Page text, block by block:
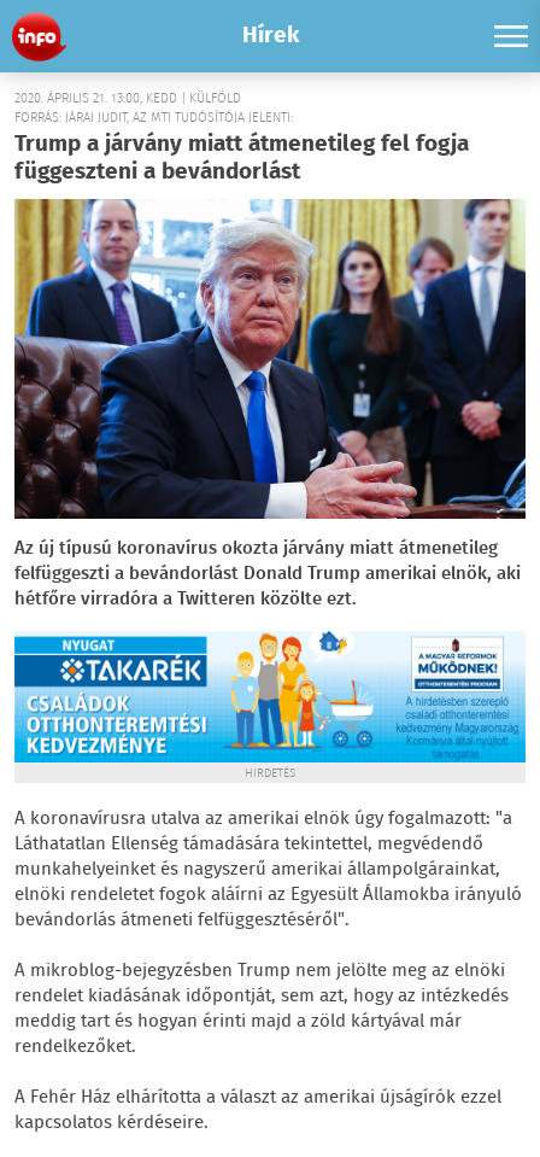
Hírek
2020. ÁPRILIS 21. 13:00, KEDD | KÜLFÖLD
FORRÁS: JÁRAI JUDIT, AZ MTI TUDÓSÍTÓJA JELENTI:
Trump a járvány miatt átmenetileg fel fogja
függeszteni a bevándorlást
Az új típusú koronavírus okozta járvány miatt átmenetileg
felfüggeszti a bevándorlást Donald Trump amerikai elnök, aki
hétfőre virradóra a Twitteren közölte ezt.
HIRDETÉS
A koronavírusra utalva az amerikai elnök úgy fogalmazott: "a
Láthatatlan Ellenség támadására tekintettel, megvédendő
munkahelyeinket és nagyszerű amerikai állampolgárainkat,
elnöki rendeletet fogok aláírni az Egyesült Államokba irányuló
bevándorlás átmeneti felfüggesztéséről".
A mikroblog-bejegyzésben Trump nem jelölte meg az elnöki
rendelet kiadásának időpontját, sem azt, hogy az intézkedés
meddig tart és hogyan érinti majd a zöld kártyával már
rendelkezőket.
A Fehér Ház elhárította a választ az amerikai újságírók ezzel
kapcsolatos kérdéseire.